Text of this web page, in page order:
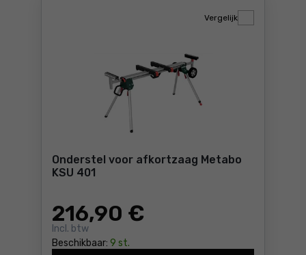
Onderstel voor afkortzaag Metabo
KSU 401
216,90 €
Incl. btw
Beschikbaar: 9 st.
Vergelijk